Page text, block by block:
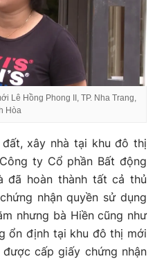
Lê Hồng Phong II, TP. Nha Trang,
Hòa
đất, xây nhà tại khu đô thị
ty Cổ phần Bất động
đã hoàn thành tất cả thủ
nhận quyền sử dụng
nhưng bà Hiền cũng như
ổn định tại khu đô thị mới
cấp giấy chứng nhận